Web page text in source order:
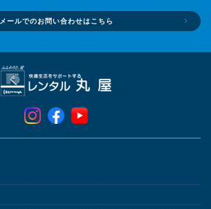
メールでのお問い合わせはこちら